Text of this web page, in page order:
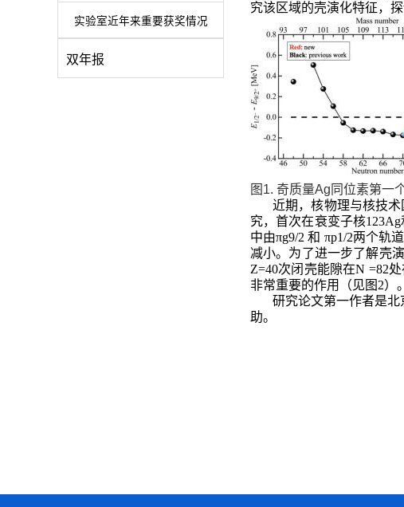
实验室近年来重要获奖情况
双年报
究该区域的壳演化特征，
图1. 奇质量Ag同位素第一
近期，核物理与核技
究，首次在衰变子核
中由πg9/2 和 πp1/2两个轨
减小。为了进一步了解壳
Z=40次闭壳能隙在N =82
非常重要的作用（见图2）
研究论文第一作者是
助。